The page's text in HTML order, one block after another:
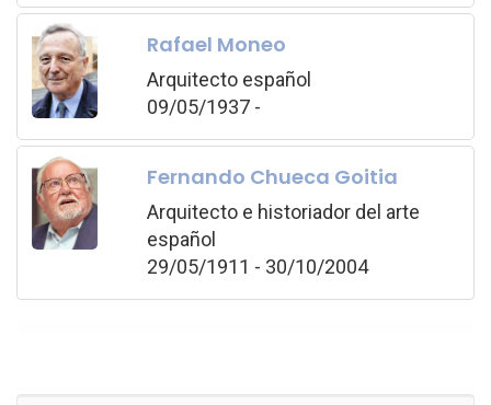
Rafael Moneo
Arquitecto español
09/05/1937 -
Fernando Chueca Goitia
Arquitecto e historiador del arte
español
29/05/1911 - 30/10/2004